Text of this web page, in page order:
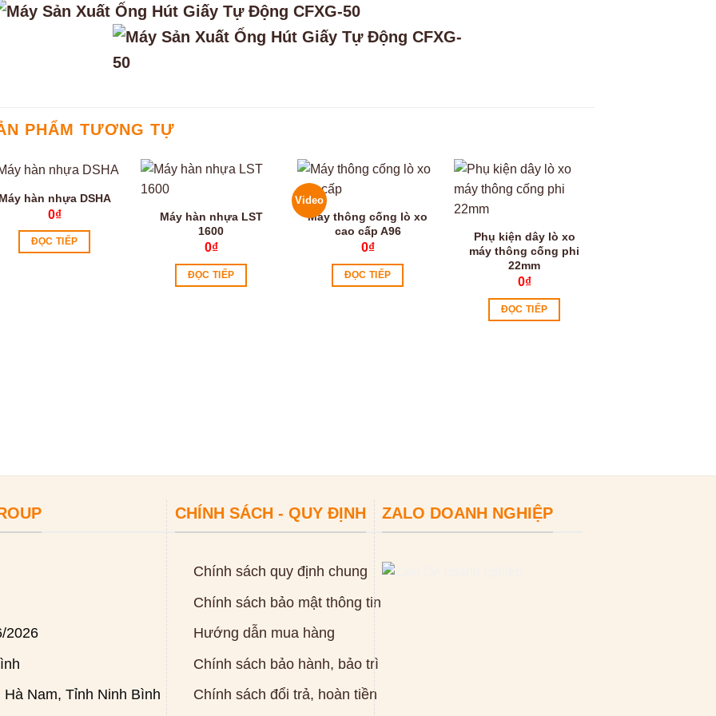
PHẨM TƯƠNG TỰ
hàn nhựa DSHA
0₫
ĐỌC TIẾP
Máy hàn nhựa LST
1600
0₫
ĐỌC TIẾP
Video
Máy thông cống lò xo
cao cấp A96
0₫
ĐỌC TIẾP
Phụ kiện dây lò xo
máy thông cống phi
22mm
0₫
ĐỌC TIẾP
2026
Nam, Tỉnh Ninh Bình
CHÍNH SÁCH - QUY ĐỊNH
Chính sách quy định chung
Chính sách bảo mật thông tin
Hướng dẫn mua hàng
Chính sách bảo hành, bảo trì
Chính sách đổi trả, hoàn tiền
ZALO DOANH NGHIỆP